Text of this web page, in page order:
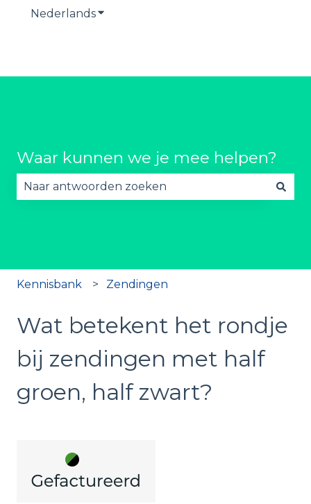
NederlandsSubmenu tonen voor vertalingen
Waar kunnen we je mee helpen?
Kennisbank Zendingen
Wat betekent het rondje
bij zendingen met half
groen, half zwart?